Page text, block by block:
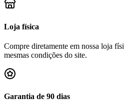
Loja física
Compre diretamente em nossa loja
mesmas condições do site.
Garantia de 90 dias